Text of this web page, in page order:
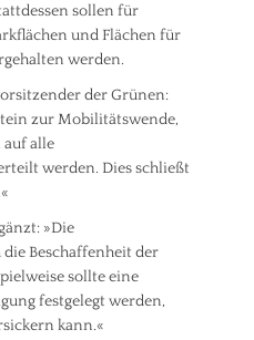
sollen für
und Flächen für
werden.
der Grünen:
zur Mobilitätswende,
auf alle
werden. Dies schließt
»Die
Beschaffenheit der
sollte eine
festgelegt werden,
kann.«